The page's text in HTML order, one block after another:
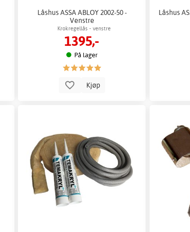
Låshus ASSA ABLOY 2002-50 -
Venstre
Krokregellås - venstre
1395,-
På lager
Kjøp
Låshus